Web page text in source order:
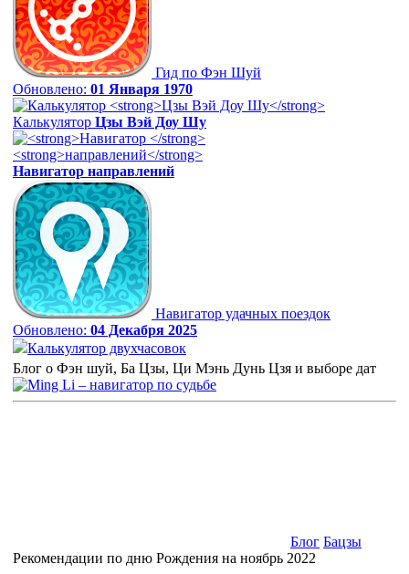
Гид по Фэн Шуй
Обновлено: 01 Января 1970
Калькулятор Цзы Вэй Доу Шу
Навигатор направлений
Навигатор удачных поездок
Обновлено: 04 Декабря 2025
Калькулятор двухчасовок
Блог о Фэн шуй, Ба Цзы, Ци Мэнь Дунь Цзя и выборе дат
Блог Бацзы
Рекомендации по дню Рождения на ноябрь 2022